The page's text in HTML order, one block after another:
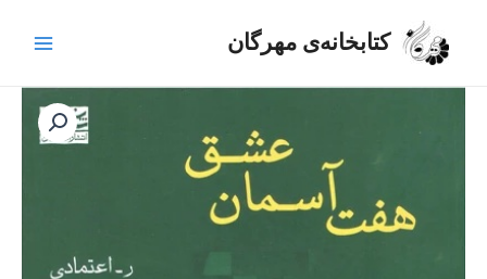
کتابخانه‌ی مهرگان
Menu